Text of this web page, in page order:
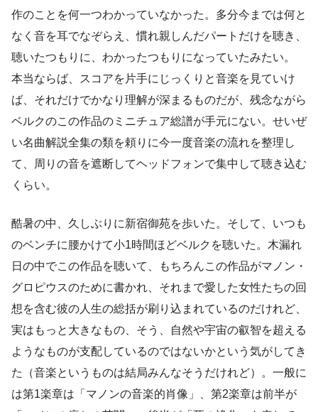
作のことを何一つわかっていなかった。多分今までは何と
なく音を耳でなぞらえ、慣れ親しんだパートだけを聴き、
聴いたつもりに、わかったつもりになっていたみたい。
本当ならば、スコアを片手にじっくりと音楽を見ていけ
ば、それだけでかなり理解が深まるものだが、残念ながら
ベルクのこの作品のミニチュア総譜が手元にない。せいぜ
い名曲解説全集の類を頼りに今一度音楽の流れを整理し
て、周りの音を遮断してヘッドフォンで集中して聴き込む
くらい。
酷暑の中、久しぶりに新宿御苑を歩いた。そして、いつも
のベンチに腰かけて小1時間ほどベルクを聴いた。木漏れ
日の中でこの作品を聴いて、もちろんこの作品がマノン・
グロピウスのために書かれ、それまで愛した女性たちの回
想を含む彼の人生の総括が刷り込まれているのだけれど、
実はもっと大きなもの、そう、自然や宇宙の叡智を超える
ようなものが支配しているのではないかという気がしてき
た（音楽というものは結局みんなそうだけれど）。一般に
は第1楽章は「マノンの音楽的肖像」、第2楽章は前半が